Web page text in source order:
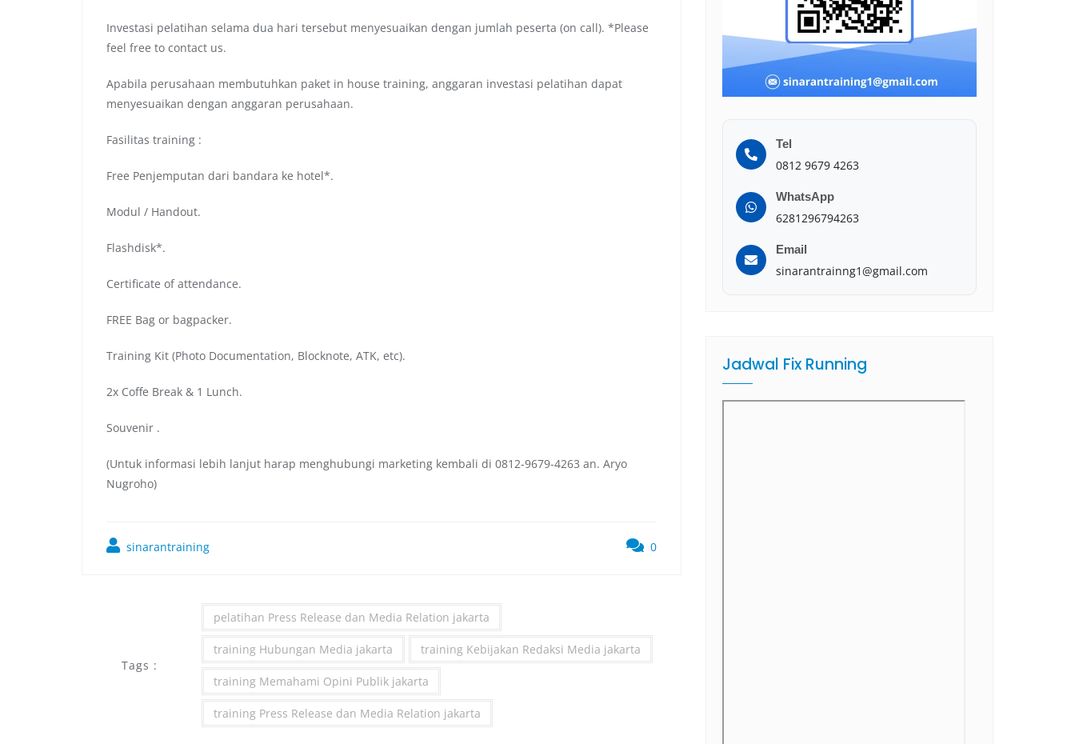
Investasi pelatihan selama dua hari tersebut menyesuaikan dengan jumlah peserta (on call). *Please
feel free to contact us.
Apabila perusahaan membutuhkan paket in house training, anggaran investasi pelatihan dapat
menyesuaikan dengan anggaran perusahaan.
Fasilitas training :
Free Penjemputan dari bandara ke hotel*.
Modul / Handout.
Flashdisk*.
Certificate of attendance.
FREE Bag or bagpacker.
Training Kit (Photo Documentation, Blocknote, ATK, etc).
2x Coffe Break & 1 Lunch.
Souvenir .
(Untuk informasi lebih lanjut harap menghubungi marketing kembali di 0812-9679-4263 an. Aryo
Nugroho)
sinarantraining 0
Tags :
pelatihan Press Release dan Media Relation jakarta
training Hubungan Media jakarta training Kebijakan Redaksi Media jakarta
training Memahami Opini Publik jakarta
training Press Release dan Media Relation jakarta
Tel
0812 9679 4263
WhatsApp
6281296794263
Email
sinarantrainng1@gmail.com
Jadwal Fix Running